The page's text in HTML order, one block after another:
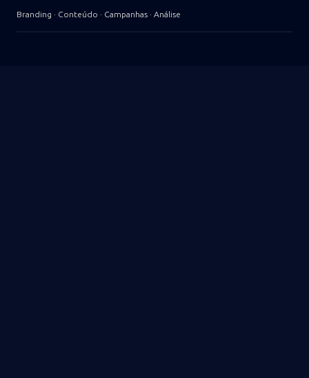
Branding · Conteúdo · Campanhas · Análise